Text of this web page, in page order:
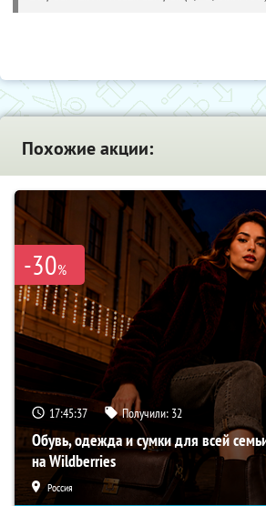
Похожие акции:
-30%
17:45:36 Получили: 32
Обувь, одежда и сумки для всей
на Wildberries
Россия